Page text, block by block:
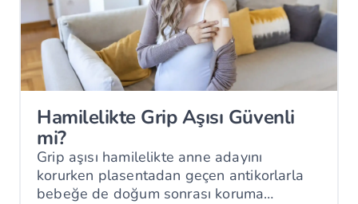
Hamilelikte Grip Aşısı Güvenli
mi?
Grip aşısı hamilelikte anne adayını
korurken plasentadan geçen antikorlarla
bebeğe de doğum sonrası koruma